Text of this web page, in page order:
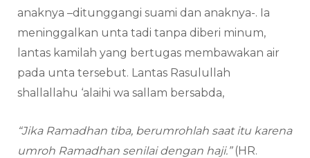
anaknya –ditunggangi suami dan anaknya-. Ia
meninggalkan unta tadi tanpa diberi minum,
lantas kamilah yang bertugas membawakan air
pada unta tersebut. Lantas Rasulullah
shallallahu ‘alaihi wa sallam bersabda,
“Jika Ramadhan tiba, berumrohlah saat itu karena
umroh Ramadhan senilai dengan haji.”(HR.